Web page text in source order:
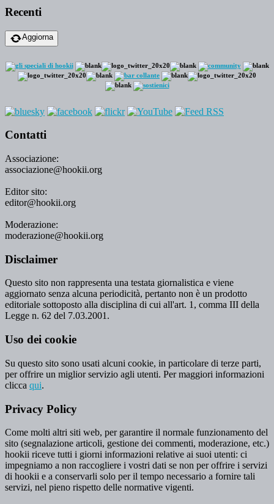
Recenti
Aggiorna
Contatti
Associazione:
associazione@hookii.org
Editor sito:
editor@hookii.org
Moderazione:
moderazione@hookii.org
Disclaimer
Questo sito non rappresenta una testata giornalistica e viene
aggiornato senza alcuna periodicità, pertanto non è un prodotto
editoriale sottoposto alla disciplina di cui all'art. 1, comma III della
Legge n. 62 del 7.03.2001.
Uso dei cookie
Su questo sito sono usati alcuni cookie, in particolare di terze parti,
per offrire un miglior servizio agli utenti. Per maggiori informazioni
clicca qui.
Privacy Policy
Come molti altri siti web, per garantire il normale funzionamento del
sito (segnalazione articoli, gestione dei commenti, moderazione, etc.)
hookii riceve tutti i giorni informazioni relative ai suoi utenti: ci
impegniamo a non raccogliere i vostri dati se non per offrire i servizi
di hookii e a conservarli solo per il tempo necessario a fornire tali
servizi, nel pieno rispetto delle normative vigenti.